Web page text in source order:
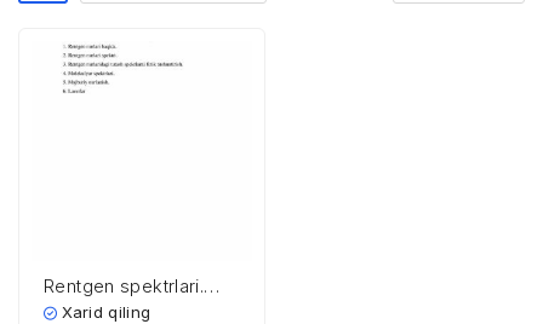
Rentgen spektrlari.
Molekulalar va ularning
Xarid qiling